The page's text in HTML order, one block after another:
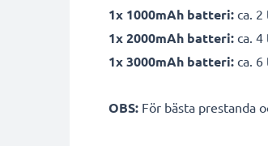
1x 1000mAh batteri: ca.
1x 2000mAh batteri: ca.
1x 3000mAh batteri: ca.
OBS: För bästa prestanda